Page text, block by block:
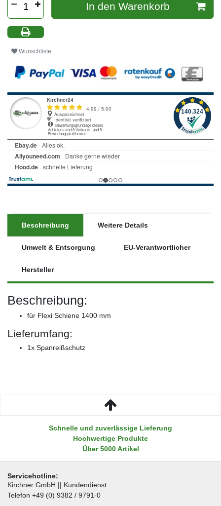
In den Warenkorb
Wunschliste
Beschreibung Weitere Details
Umwelt & Entsorgung EU-Verantwortlicher
Hersteller
Beschreibung:
für Flexi Schiene 1400 mm
Lieferumfang:
1x Spanreißschutz
Schnelle und zuverlässige Lieferung
Hochwertige Produkte
Über 5000 Artikel
Servicehotline:
Kirchner GmbH || Kundendienst
Telefon +49 (0) 9382 / 9791-0